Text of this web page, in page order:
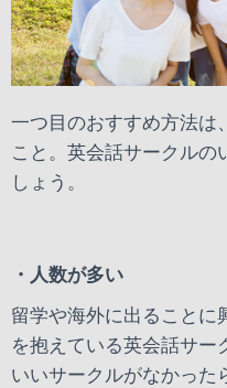
一つ目のおすすめ方法は
こと。英会話サークルの
しょう。
・人数が多い
留学や海外に出ることに
を抱えている英会話サー
いいサークルがなかった